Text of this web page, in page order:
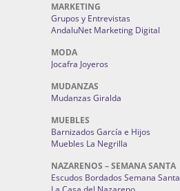
MARKETING
Grupos y Entrevistas
AndaluNet Marketing Digital
MODA
Jocafra Joyeros
MUDANZAS
Mudanzas Giralda
MUEBLES
Barnizados García e Hijos
Muebles La Negrilla
NAZARENOS – SEMANA SANTA
Escudos Bordados Semana Santa